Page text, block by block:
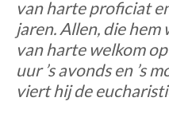
van harte proficiat
jaren. Allen, die
van harte welkom
uur ’s avonds en ’s
viert hij de